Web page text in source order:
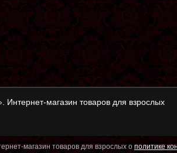
Интернет-магазин товаров для взрослых
магазин товаров для взрослых ополитике